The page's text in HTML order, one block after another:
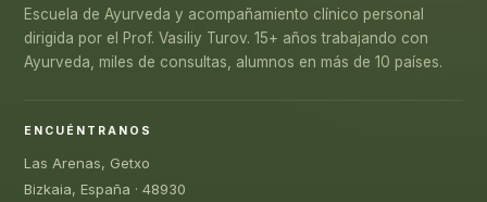
Escuela de Ayurveda y acompañamiento clínico personal
dirigida por el Prof. Vasiliy Turov. 15+ años trabajando con
Ayurveda, miles de consultas, alumnos en más de 10 países.
ENCUÉNTRANOS
Las Arenas, Getxo
Bizkaia, España · 48930